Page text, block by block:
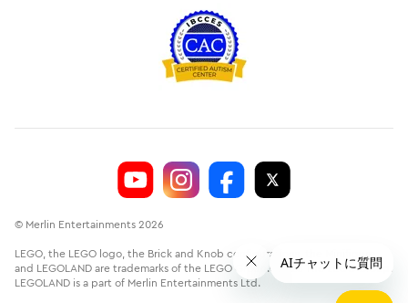
© Merlin Entertainments 2026
LEGO, the LEGO logo, the Brick and Knob configurations, the Minifigure
and LEGOLAND are trademarks of the LEGO Group.©2026 The LEGO Group.
LEGOLAND is a part of Merlin Entertainments Ltd.